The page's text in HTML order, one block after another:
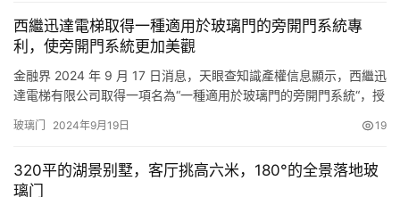
西繼迅達電梯取得一種適用於玻璃門的旁開門系統專
利，使旁開門系統更加美觀
金融界 2024 年 9 月 17 日消息，天眼查知識產權信息顯示，西繼迅
達電梯有限公司取得一項名為“一種適用於玻璃門的旁開門系統“，授
顯示，本發明涉及一種適用於玻璃門的旁開門系統以解決現有技術
本發明的重錘導管設置在快門側…
玻璃门 2024年9月19日 19
320平的湖景别墅，客厅挑高六米，180°的全景落地玻
璃门